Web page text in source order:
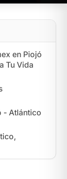
en Piojó
Tu Vida
- Atlántico